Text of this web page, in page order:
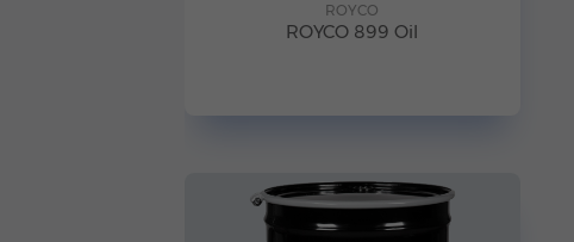
ROYCO
ROYCO 899 Oil